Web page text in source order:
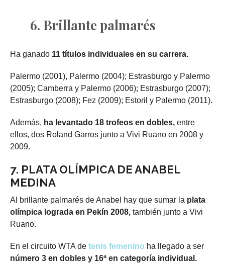
6. Brillante palmarés
Ha ganado 11 títulos individuales en su carrera.
Palermo (2001), Palermo (2004); Estrasburgo y Palermo
(2005); Camberra y Palermo (2006); Estrasburgo (2007);
Estrasburgo (2008); Fez (2009); Estoril y Palermo (2011).
Además, ha levantado 18 trofeos en dobles,entre
ellos, dos Roland Garros junto a Vivi Ruano en 2008 y
2009.
7. PLATA OLÍMPICA DE ANABEL
MEDINA
Al brillante palmarés de Anabel hay que sumar la plata
olímpica lograda en Pekín 2008,también junto a Vivi
Ruano.
En el circuito WTA de tenis femenino ha llegado a ser
número 3 en dobles y 16ª en categoría individual.